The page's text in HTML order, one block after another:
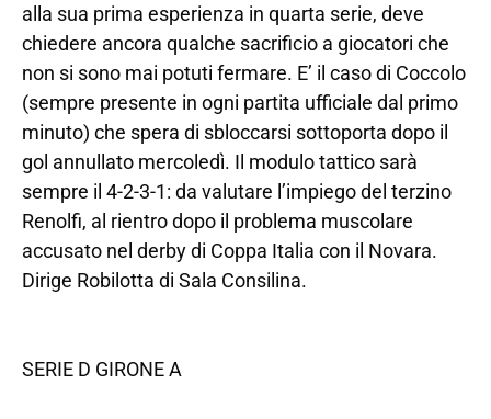
alla sua prima esperienza in quarta serie, deve
chiedere ancora qualche sacrificio a giocatori che
non si sono mai potuti fermare. E’ il caso di Coccolo
(sempre presente in ogni partita ufficiale dal primo
minuto) che spera di sbloccarsi sottoporta dopo il
gol annullato mercoledì. Il modulo tattico sarà
sempre il 4-2-3-1: da valutare l’impiego del terzino
Renolfi, al rientro dopo il problema muscolare
accusato nel derby di Coppa Italia con il Novara.
Dirige Robilotta di Sala Consilina.
SERIE D GIRONE A